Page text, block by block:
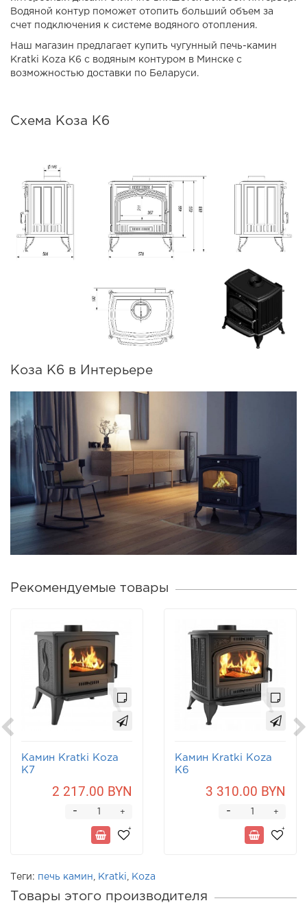
Водяной контур поможет отопить больший объем за
счет подключения к системе водяного отопления.
Наш магазин предлагает купить чугунный печь-камин
Kratki Koza K6 с водяным контуром в Минске с
возможностью доставки по Беларуси.
Схема Коза К6
Коза К6 в Интерьере
Рекомендуемые товары
Камин Kratki Koza
K7
2 217.00 BYN
+
-
Камин Kratki Koza
K6
3 310.00 BYN
+
-
Теги: печь камин Kratki Koza
Товары этого производителя